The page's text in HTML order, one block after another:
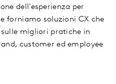
dell'esperienza per
forniamo soluzioni CX che
migliori pratiche in
customer ed employee